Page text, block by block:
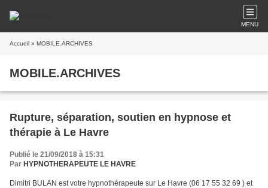
MENU
Accueil » MOBILE.ARCHIVES
MOBILE.ARCHIVES
Rupture, séparation, soutien en hypnose et
thérapie à Le Havre
Publié le 21/09/2018 à 15:31
Par HYPNOTHERAPEUTE LE HAVRE
Dimitri BULAN est votre hypnothérapeute sur Le Havre (06 17 55 32 69 ) et